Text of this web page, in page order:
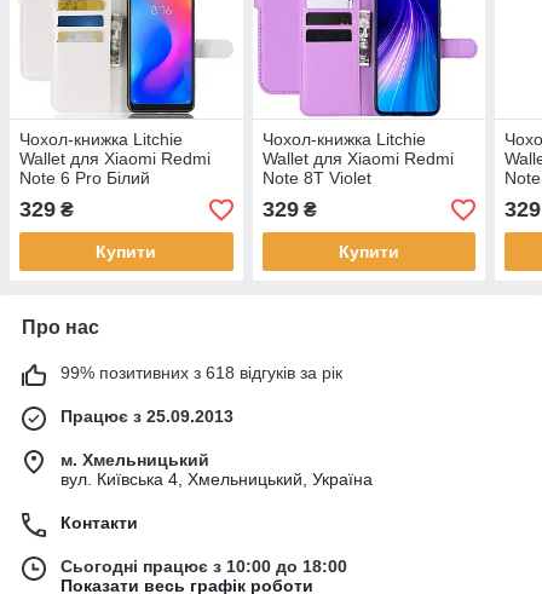
Чохол-книжка Litchie
Wallet для Xiaomi Redmi
Note 6 Pro Білий
329 ₴
Купити
Чохол-книжка Litchie
Wallet для Xiaomi Redmi
Note 8T Violet
329₴
Купити
329
Про нас
99% позитивних з 618 відгуків за рік
Працює з 25.09.2013
м. Хмельницький
вул. Київська 4, Хмельницький, Україна
Контакти
Сьогодні працює з 10:00 до 18:00
Показати весь графік роботи